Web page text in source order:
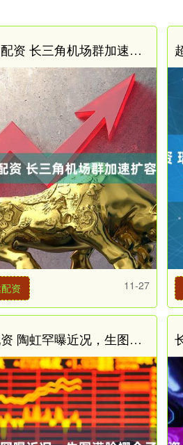
金信达配资 长三角机场群加速扩容
资 11-27
惠泽配资 陶虹罕曝近况，生图满脸褶个子矮还壮硕，戴祖母绿耳坠像大妈气质